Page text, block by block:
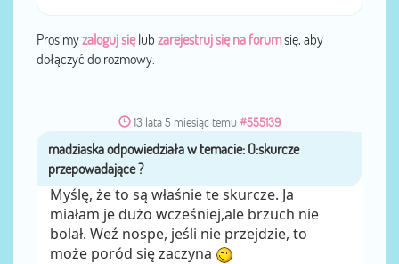
Prosimyzaloguj sięlub zarejestruj się na forumsię, aby
dołączyć do rozmowy.
13 lata 5 miesiąc temu #555139
przezmadziaska
Myślę, że to są właśnie te skurcze. Ja
miałam je dużo wcześniej,ale brzuch nie
bolał. Weź nospe, jeśli nie przejdzie, to
może poród się zaczyna